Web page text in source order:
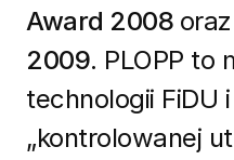
Award 2008 oraz
2009. PLOPP to
technologii FiDU
„kontrolowanej